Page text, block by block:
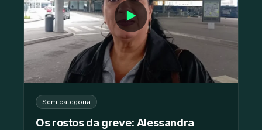
▶
Sem categoria
Os rostos da greve: Alessandra